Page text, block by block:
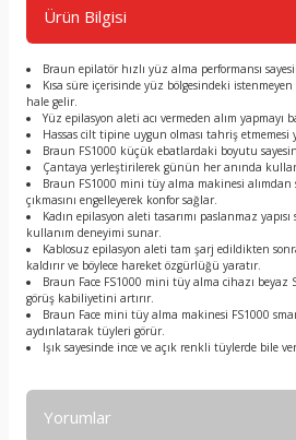
Ürün Bilgisi
Braun epilatör hızlı yüz alma performansı
Kısa süre içerisinde yüz bölgesindeki
hale gelir.
Yüz epilasyon aleti acı vermeden alım yapmayı
Hassas cilt tipine uygun olması tahriş etmemesi
Braun FS1000 küçük ebatlardaki boyutu
Çantaya yerleştirilerek günün her anında
Braun FS1000 mini tüy alma makinesi
çıkmasını engelleyerek konfor sağlar.
Kadın epilasyon aleti tasarımı paslanmaz
kullanım deneyimi sunar.
Kablosuz epilasyon aleti tam şarj edildikten
kaldırır ve böylece hareket özgürlüğü yaratır.
Braun Face FS1000 mini tüy alma cihazı
görüş kabiliyetini artırır.
Braun Face mini tüy alma makinesi FS1000
aydınlatarak tüyleri görür.
Işık sayesinde ince ve açık renkli tüylerde bile
Yorumlar